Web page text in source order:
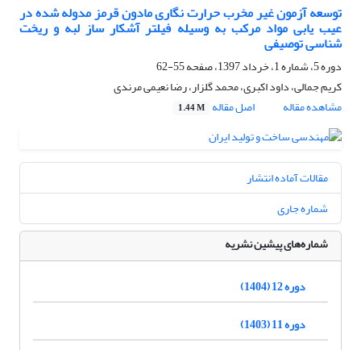
توسعه آزمون غیر مخرب حرارت نگاری مادون قرمز مدوله شده در
عیب یابی مواد مرکب به وسیله فیلتر آشکار ساز لبه و ریخت
شناسی توصیفی
دوره 5، شماره 1، خرداد 1397، صفحه
55-62
کریم جمالی، داود اکبری، محمد گلزار، رضا نعیمی مرندی
مشاهده مقاله
اصل مقاله 1.44 M
مقالات آماده انتشار
شماره جاری
شماره‌های پیشین نشریه
دوره 12 (1404)
دوره 11 (1403)